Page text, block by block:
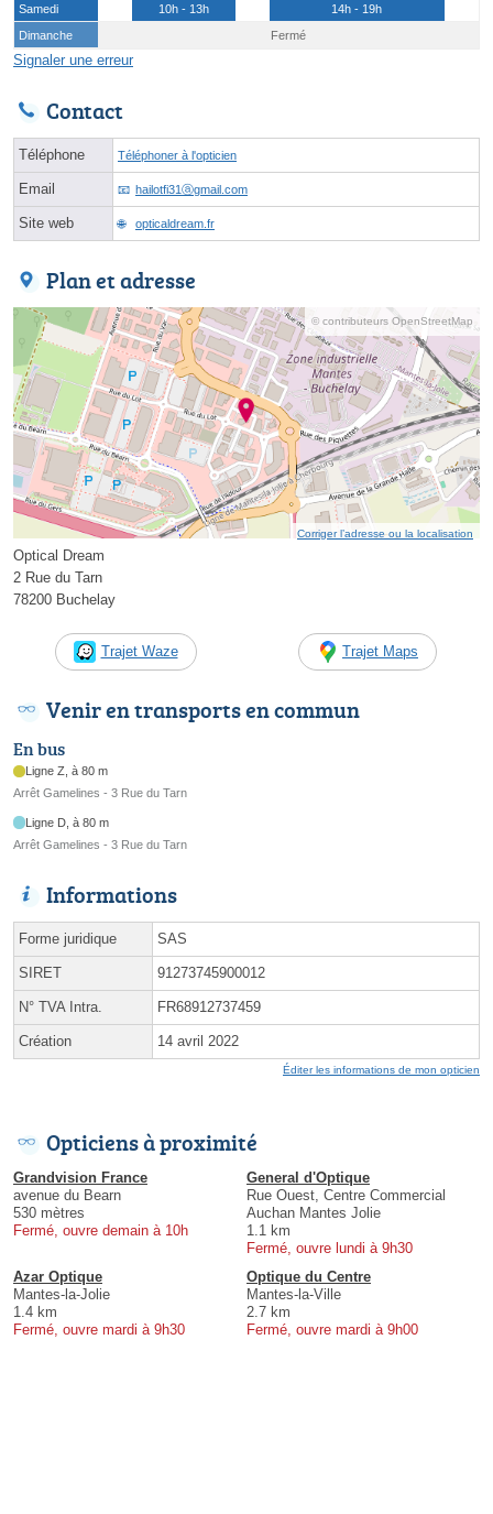
Samedi
10h - 13h
14h - 19h
Dimanche
Fermé
Signaler une erreur
Contact
Téléphone Téléphoner à l'opticien
Email hailotfi31ⓐgmail.com
Site web opticaldream.fr
Plan et adresse
© contributeurs OpenStreetMap
Corriger l’adresse ou la localisation
Optical Dream
2 Rue du Tarn
78200 Buchelay
Trajet Waze Trajet Maps
Venir en transports en commun
En bus
Ligne Z, à 80 m
Arrêt Gamelines - 3 Rue du Tarn
Ligne D, à 80 m
Arrêt Gamelines - 3 Rue du Tarn
Informations
Forme juridique SAS
SIRET 91273745900012
N° TVA Intra. FR68912737459
Création 14 avril 2022
Éditer les informations de mon opticien
Opticiens à proximité
Grandvision France
avenue du Bearn
530 mètres
Fermé, ouvre demain à 10h
General d'Optique
Rue Ouest, Centre Commercial
Auchan Mantes Jolie
1.1 km
Fermé, ouvre lundi à 9h30
Azar Optique
Mantes-la-Jolie
1.4 km
Fermé, ouvre mardi à 9h30
Optique du Centre
Mantes-la-Ville
2.7 km
Fermé, ouvre mardi à 9h00